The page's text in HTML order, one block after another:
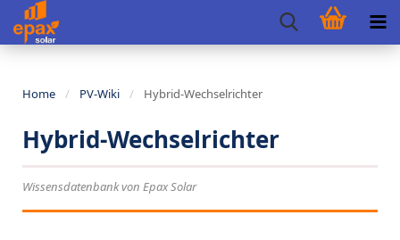
Home / PV-Wiki / Hybrid-Wechselrichter
Hybrid-Wechselrichter
Wissensdatenbank von Epax Solar